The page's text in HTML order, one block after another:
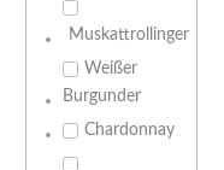
Muskattrollinger
Weißer
Burgunder
Chardonnay